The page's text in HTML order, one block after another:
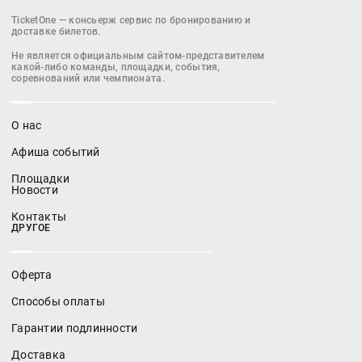
введенный в
декабря 2016 года.
прошел 22 апреля
«Зенитом» и
«Уралом» (2:0).
На «Газпром Арене»
проводились матчи
специально для
вместимость
увеличивали на
несколько тысяч
мест.
TicketOne — консьерж сервис по бронированию и
доставке билетов.
Не является официальным сайтом-представителем
какой-либо команды, площадки, события,
соревнований или чемпионата.
О нас
Афиша событий
Площадки
Новости
Контакты
ДРУГОЕ
Оферта
Способы оплаты
Гарантии подлинности
Доставка